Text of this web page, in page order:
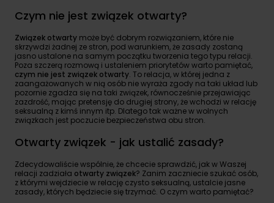
Czym nie jest związek otwarty?
Związek otwarty może być dobrym rozwiązaniem, które nie
skrzywdzi żadnej ze stron, pod warunkiem, że zasady zostaną
jasno ustalone na samym początku tworzenia tego typu relacji.
Poza szczerą rozmową i ustaleniem priorytetów warto pamiętać,
czym nie jest związek otwarty. To relacja, w której jedna z
zaangażowanych w nią osób nie wyraża zgody na taki układ lub
pozornie zgadza się na taki związek, równocześnie przejawiając
zazdrość, mając pretensję do drugiej strony, że wchodzi w relację
seksualną z kimś innym itp. Dlatego tak ważne w wolnych
związkach jest poczucie bezpieczeństwa obu stron.
Otwarty związek - jak ustalić zasady?
Zdecydowaliście wspólnie, że chcecie sprawdzić, jak w Waszej
relacji zadziała otwarty związek? Zanim zaczniecie szukać osób,
z którymi wejdziecie w relację czysto seksualną, ustalcie jasne
zasady, których będziecie się trzymać. O czym warto pamiętać?